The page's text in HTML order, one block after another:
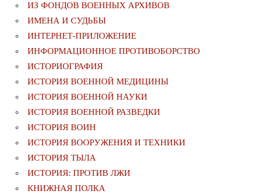
ИЗ ФОНДОВ ВОЕННЫХ АРХИВОВ
ИМЕНА И СУДЬБЫ
ИНТЕРНЕТ-ПРИЛОЖЕНИЕ
ИНФОРМАЦИОННОЕ ПРОТИВОБОРСТВО
ИСТОРИОГРАФИЯ
ИСТОРИЯ ВОЕННОЙ МЕДИЦИНЫ
ИСТОРИЯ ВОЕННОЙ НАУКИ
ИСТОРИЯ ВОЕННОЙ РАЗВЕДКИ
ИСТОРИЯ ВОИН
ИСТОРИЯ ВООРУЖЕНИЯ И ТЕХНИКИ
ИСТОРИЯ ТЫЛА
ИСТОРИЯ: ПРОТИВ ЛЖИ
КНИЖНАЯ ПОЛКА